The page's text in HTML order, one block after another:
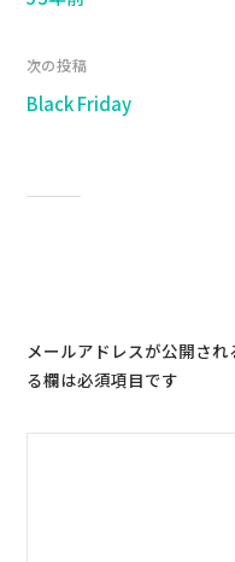
次の投稿
Black Friday
メールアドレスが公開され
る欄は必須項目です